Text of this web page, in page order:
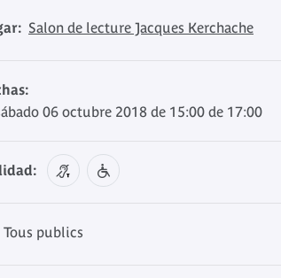
Salon de lecture Jacques Kerchache
06 octubre 2018 de 15:00 de 17:00
Tous publics